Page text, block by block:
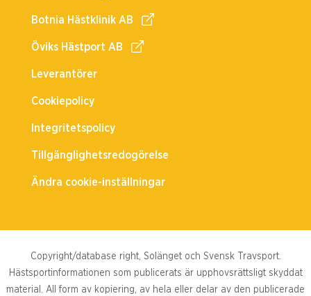
Botnia Hästklinik AB
Öviks Hästport AB
Leverantörer
Cookiepolicy
Integritetspolicy
Tillgänglighetsredogörelse
Ändra cookie-inställningar
Copyright/database right, Solänget och Svensk Travsport.
Hästsportinformationen som publicerats är upphovsrättsligt skyddat
material. All form av kopiering, av hela eller delar av den publicerade